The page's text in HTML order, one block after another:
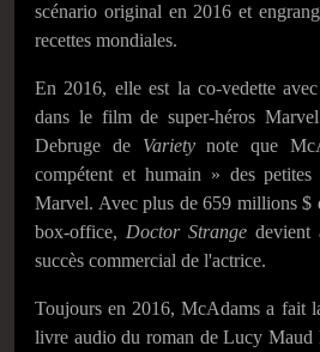
scénario original en 2016 et
recettes mondiales.
En 2016, elle est la co-vedette
dans le film de super-héros Marvel
Debruge de Varietynote que
compétent et humain » des petites
Marvel. Avec plus de 659 millions $
box-office, Doctor Strangedevient
succès commercial de l'actrice.
Toujours en 2016, McAdams a fait
livre audio du roman de Lucy